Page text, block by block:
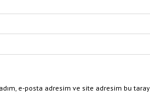
e-posta adresim ve site adresim bu